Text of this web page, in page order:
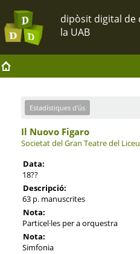
Estadístiques d'ús
Il Nuovo Figaro
Societat del Gran Teatre del Liceu
Data:
18??
Descripció:
63 p. manuscrites
Nota:
Particel·les per a orquestra
Nota:
Simfonia